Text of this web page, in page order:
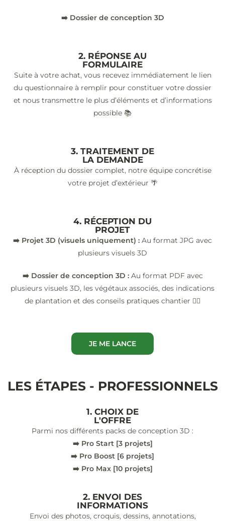
➡️ Dossier de conception 3D
2. RÉPONSE AU
FORMULAIRE
Suite à votre achat, vous recevez immédiatement le lien
du questionnaire à remplir pour constituer votre dossier
et nous transmettre le plus d’éléments et d’informations
possible 📚
3. TRAITEMENT DE
LA DEMANDE
À réception du dossier complet, notre équipe concrétise
votre projet d’extérieur 🌴
4. RÉCEPTION DU
PROJET
➡️ Projet 3D (visuels uniquement) : Au format JPG avec
plusieurs visuels 3D
➡️ Dossier de conception 3D :Au format PDF avec
plusieurs visuels 3D, les végétaux associés, des indications
de plantation et des conseils pratiques chantier 👷‍♂️
JE ME LANCE
LES ÉTAPES - PROFESSIONNELS
1. CHOIX DE
L'OFFRE
Parmi nos différents packs de conception 3D :
➡️ Pro Start [3 projets]
➡️ Pro Boost [6 projets]
➡️ Pro Max [10 projets]
2. ENVOI DES
INFORMATIONS
Envoi des photos, croquis, dessins, annotations,